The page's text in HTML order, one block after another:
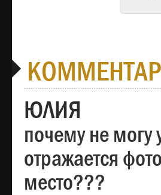
ЮЛИЯ
почему не могу
отражается
место???